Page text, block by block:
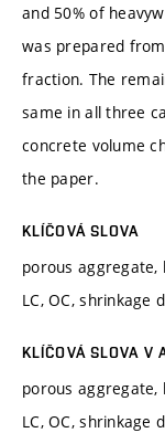
and 50% of
was prepared
fraction. The
same in all three
concrete volume
the paper.
KLÍČOVÁ SLOVA
porous aggregate,
LC, OC, shrinkage
KLÍČOVÁ SLOVA V
porous aggregate,
LC, OC, shrinkage